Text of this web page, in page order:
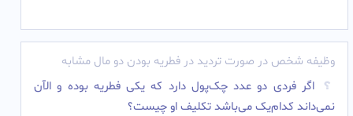
وظیفه شخص در صورت تردید در فطریه بودن دو مال مشابه
اگر فردی دو عدد چک‌پول دارد که یکی فطریه بوده و الآن
نمی‌داند کدام‌یک می‌باشد تکلیف او چیست؟